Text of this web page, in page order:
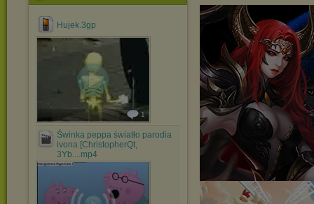
Hujek.3gp
1
Świnka peppa światło parodia
ivona [ChristopherQt,
3Yb....mp4